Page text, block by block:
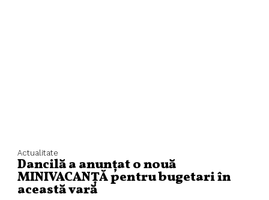
Actualitate
Dancilă a anunțat o nouă
MINIVACANȚĂ pentru bugetari în
această vară